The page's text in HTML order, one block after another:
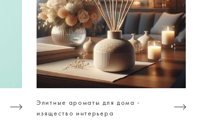
Элитные ароматы для дома -
изящество интерьера